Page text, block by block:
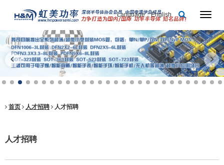
Language：English
首页 人才招聘 人才招聘
人才招聘